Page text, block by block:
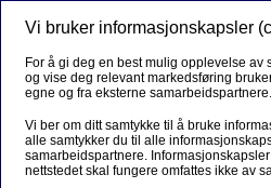
Vi bruker informasjonskapsler
For å gi deg en best mulig opplevelse av
og vise deg relevant markedsføring
egne og fra eksterne samarbeidspartnere.
Vi ber om ditt samtykke til å bruke
alle samtykker du til alle
samarbeidspartnere.
nettstedet skal fungere omfattes ikke av